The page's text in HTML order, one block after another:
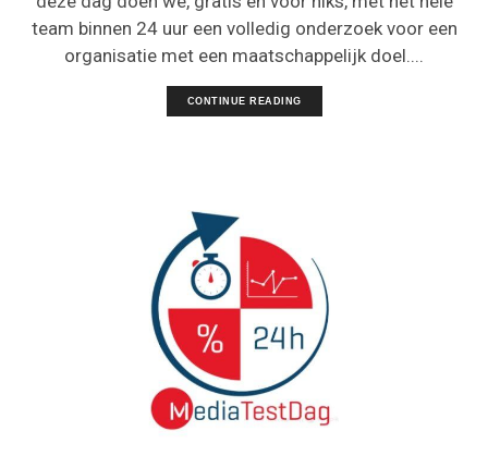
team binnen 24 uur een volledig onderzoek voor een
organisatie met een maatschappelijk doel....
CONTINUE READING